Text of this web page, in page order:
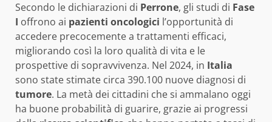
Secondo le dichiarazioni di Perrone, gli studi di Fase
I offrono ai pazienti oncologici l’opportunità di
accedere precocemente a trattamenti efficaci,
migliorando così la loro qualità di vita e le
prospettive di sopravvivenza. Nel 2024, in Italia
sono state stimate circa 390.100 nuove diagnosi di
tumore. La metà dei cittadini che si ammalano oggi
ha buone probabilità di guarire, grazie ai progressi